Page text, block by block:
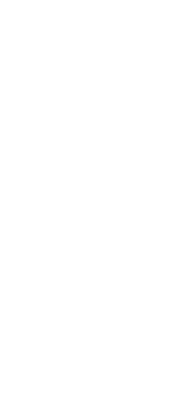
לצבא" פשוט
לעין.
שמי שלא תורם
מכל הזכויות שהיא
למדינה שבה
מדי לילה.
אני שואלת את
לילדים שלנו,